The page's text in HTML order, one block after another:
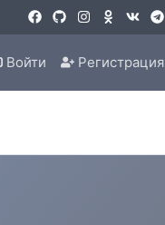
Войти Регистрация